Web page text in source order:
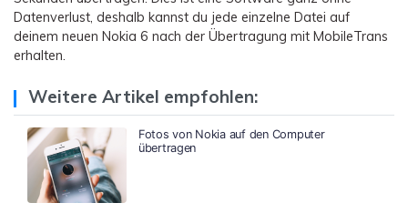
Datenverlust, deshalb kannst du jede einzelne Datei auf
deinem neuen Nokia 6 nach der Übertragung mit MobileTrans
erhalten.
Weitere Artikel empfohlen:
Fotos von Nokia auf den Computer
übertragen